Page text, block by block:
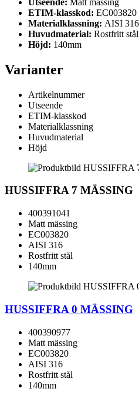
ETIM-klasskod: EC003820
Materialklassning: AISI 316
Huvudmaterial: Rostfritt stål
Höjd: 140mm
Varianter
Artikelnummer
Utseende
ETIM-klasskod
Materialklassning
Huvudmaterial
Höjd
HUSSIFFRA 7 MÄSSING
400391041
Matt mässing
EC003820
AISI 316
Rostfritt stål
140mm
HUSSIFFRA 0 MÄSSING
400390977
Matt mässing
EC003820
AISI 316
Rostfritt stål
140mm